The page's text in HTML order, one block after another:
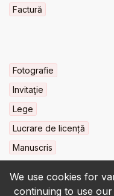
We use cookies for
continuing to use
Factură
Fotografie
Invitaţie
Lege
Lucrare de licență
Manuscris